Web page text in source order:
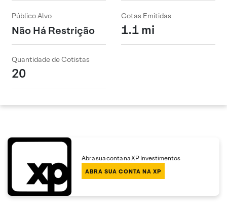
Público Alvo
Não Há Restrição
Cotas Emitidas
1.1 mi
Quantidade de Cotistas
20
Abra sua conta na XP Investimentos
ABRA SUA CONTA NA XP